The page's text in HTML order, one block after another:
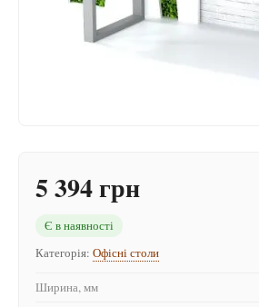
5 394 грн
Є в наявності
Категорія: Офісні столи
Ширина, мм